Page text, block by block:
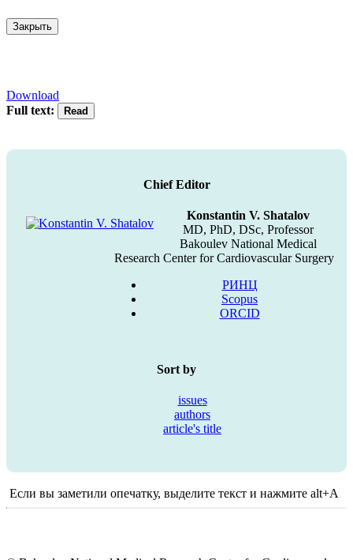
Закрыть
Download
Full text:
Chief Editor
Konstantin V. Shatalov
MD, PhD, DSc, Professor
Bakoulev National Medical
Research Center for Cardiovascular Surgery
РИНЦ
Scopus
ORCID
Sort by
issues
authors
article's title
Если вы заметили опечатку, выделите текст и нажмите alt+A